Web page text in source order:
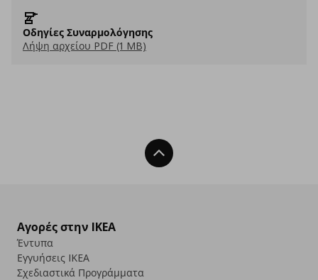
Οδηγίες Συναρμολόγησης
Λήψη αρχείου PDF (1 MB)
Back To Top
Αγορές στην IKEA
Έντυπα
Εγγυήσεις IKEA
Σχεδιαστικά Προγράμματα